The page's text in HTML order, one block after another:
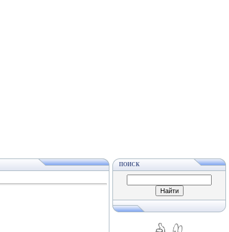
ПОИСК